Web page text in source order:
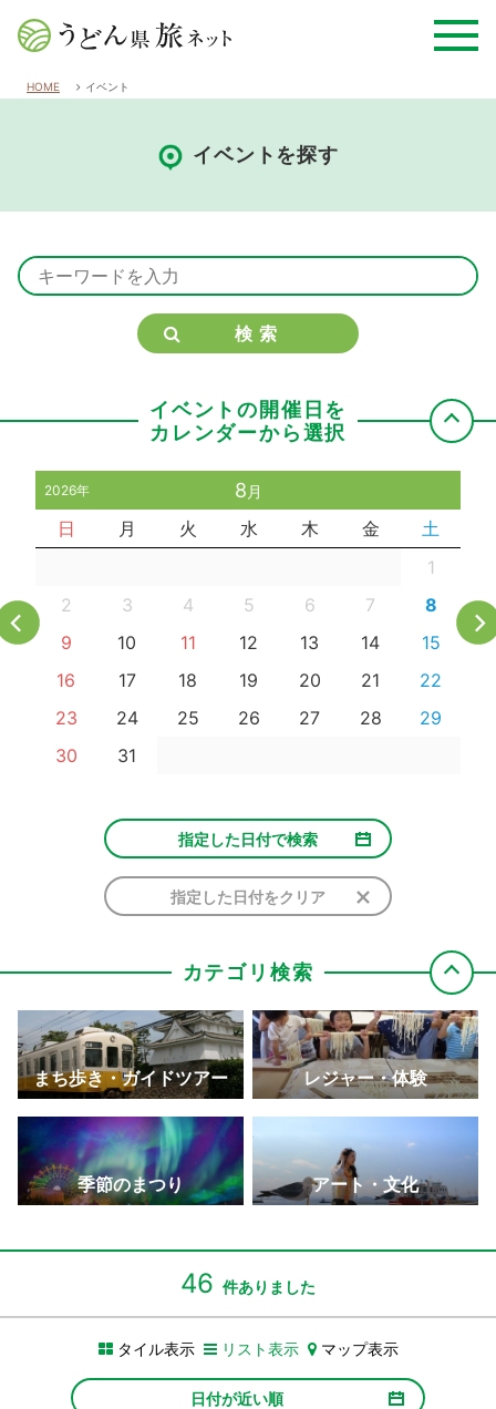
HOME イベント
イベントを探す
検索
イベントの開催日を
カレンダーから選択
2026年 8 月
日 月 火 水 木 金
土
1
2
3 4 5 6 7
8
9
10 11 12 13 14
15
16
17 18 19 20 21
22
23
24 25 26 27 28
29
30
31
指定した日付で検索
指定した日付をクリア
カテゴリ検索
まち歩き・ガイドツアー レジャー・体験
季節のまつり アート・文化
46 件ありました
タイル表示 リスト表示 マップ表示
日付が近い順